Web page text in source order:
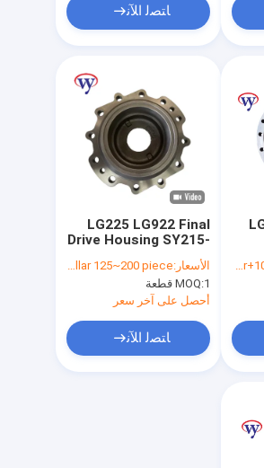
ﺎﺘﺼﻟ ﺍﻶﻧ
LG225 LG922 Final
Drive Housing SY215-
8 Lonking 200
الأسعار:dollar 125~200 piece
MOQ:1 قطعة
أحصل على آخر سعر
ﺎﺘﺼﻟ ﺍﻶﻧ